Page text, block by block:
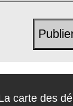
carte des